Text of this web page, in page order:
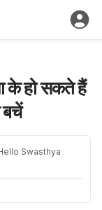
के हो सकते हैं
बचें
Swasthya